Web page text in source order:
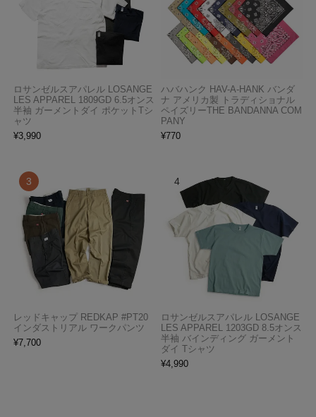
ロサンゼルスアパレル LOSANGE
LES APPAREL 1809GD 6.5オンス
半袖 ガーメントダイ ポケットTシ
ャツ
¥3,990
ハバハンク HAV-A-HANK バンダ
ナ アメリカ製 トラディショナル
ペイズリーTHE BANDANNA COM
PANY
¥770
レッドキャップ REDKAP #PT20
インダストリアル ワークパンツ
¥7,700
ロサンゼルスアパレル LOSANGE
LES APPAREL 1203GD 8.5オンス
半袖 バインディング ガーメント
ダイ Tシャツ
¥4,990